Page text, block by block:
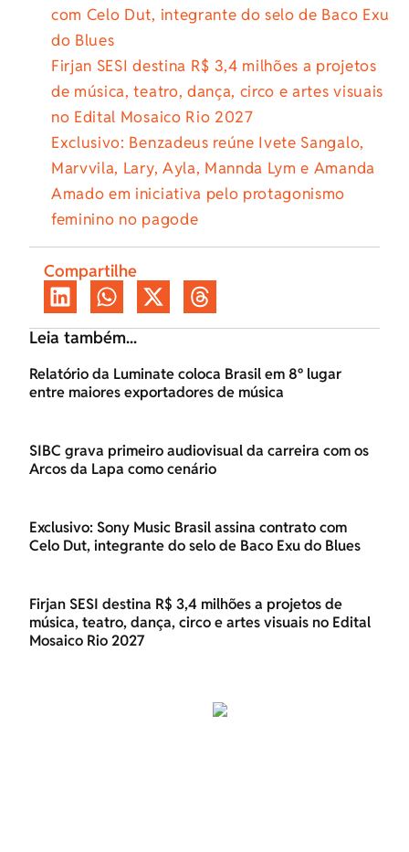
com Celo Dut, integrante do selo de Baco Exu
do Blues
Firjan SESI destina R$ 3,4 milhões a projetos
de música, teatro, dança, circo e artes visuais
no Edital Mosaico Rio 2027
Exclusivo: Benzadeus reúne Ivete Sangalo,
Marvvila, Lary, Ayla, Mannda Lym e Amanda
Amado em iniciativa pelo protagonismo
feminino no pagode
Compartilhe
Leia também...
Relatório da Luminate coloca Brasil em 8º lugar
entre maiores exportadores de música
SIBC grava primeiro audiovisual da carreira com os
Arcos da Lapa como cenário
Exclusivo: Sony Music Brasil assina contrato com
Celo Dut, integrante do selo de Baco Exu do Blues
Firjan SESI destina R$ 3,4 milhões a projetos de
música, teatro, dança, circo e artes visuais no Edital
Mosaico Rio 2027